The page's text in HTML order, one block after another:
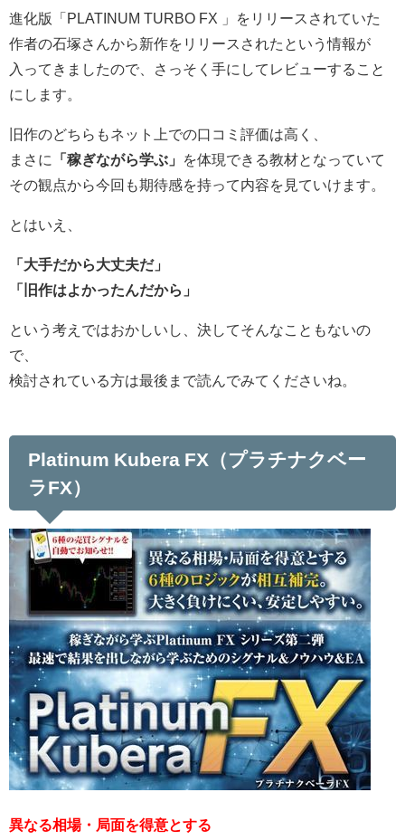
進化版「PLATINUM TURBO FX 」をリリースされていた
作者の石塚さんから新作をリリースされたという情報が
入ってきましたので、さっそく手にしてレビューすること
にします。
旧作のどちらもネット上での口コミ評価は高く、
まさに
「稼ぎながら学ぶ」
を体現できる教材となっていて
その観点から今回も期待感を持って内容を見ていけます。
とはいえ、
「大手だから大丈夫だ」
「旧作はよかったんだから」
という考えではおかしいし、決してそんなこともないの
で、
検討されている方は最後まで読んでみてくださいね。
Platinum Kubera FX（プラチナクベー
ラFX）
異なる相場・局面を得意とする